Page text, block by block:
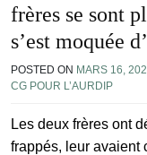
frères se sont
s’est moquée
POSTED ON MARS 16,
CG POUR L’AURDIP
Les deux frères ont
frappés, leur avaient